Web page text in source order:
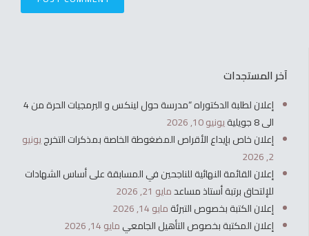
آخر المستجدات
إعلان لطلبة الدكتوراه “مدرسة حول لينكس و البرمجيات الحرة من 4
الى 8 جويلية
يونيو 10, 2026
إعلان خاص بإيداع الأقراص المضغوطة الخاصة بمذكرات التخرجيونيو
2, 2026
إعلان القائمة النهائية للناجحين في المسابقة على أساس الشهادات
للإلتحاق برتبة أستاذ مساعدمايو 21, 2026
إعلان الكتبة بخصوص التبرئةمايو 14, 2026
إعلان المكتبة بخصوص التأهيل الجامعيمايو 14, 2026